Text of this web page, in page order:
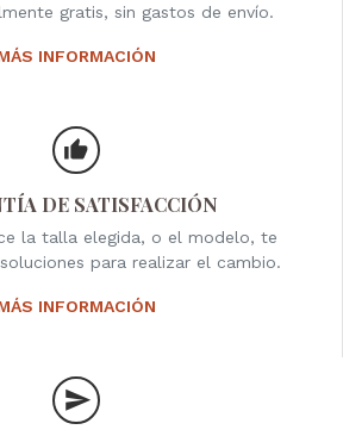
gratis, sin gastos de envío.
INFORMACIÓN
DE SATISFACCIÓN
la talla elegida, o el modelo, te
para realizar el cambio.
INFORMACIÓN